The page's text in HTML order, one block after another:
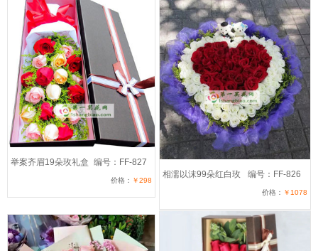
举案齐眉19朵玫礼盒 编号：FF-827
价格： ￥298
相濡以沫99朵红白玫 编号：FF-826
价格： ￥1078